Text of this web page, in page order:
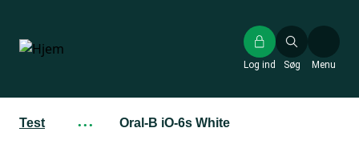
hovedindhold
Søg
Log ind Menu
Test ··· Oral-B iO-6s White